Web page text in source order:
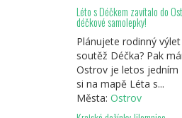
Léto s Déčkem zavítalo do
déčkové samolepky!
Plánujete rodinný
soutěž Déčka? Pak
Ostrov je letos jedním
si na mapě Léta s...
Města: Ostrov